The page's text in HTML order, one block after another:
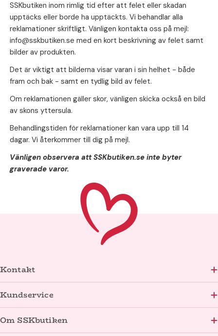
SSKbutiken inom rimlig tid efter att felet eller skadan
upptäcks eller borde ha upptäckts. Vi behandlar alla
reklamationer skriftligt. Vänligen kontakta oss på mejl:
info@sskbutiken.se med en kort beskrivning av felet samt
bilder av produkten.
Det är viktigt att bilderna visar varan i sin helhet - både
fram och bak - samt en tydlig bild av felet.
Om reklamationen gäller skor, vänligen skicka också en bild
av skons yttersula.
Behandlingstiden för reklamationer kan vara upp till 14
dagar. Vi återkommer till dig på mejl.
Vänligen observera att SSKbutiken.se inte byter
graverade varor.
Kontakt
Kundservice
Om SSKbutiken